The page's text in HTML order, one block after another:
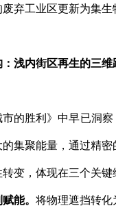
弃工业区更新为集
浅内街区再生的三维
的胜利》中早已洞
集聚能量，通过精
变，体现在三个关键
能。 将物理遮挡转